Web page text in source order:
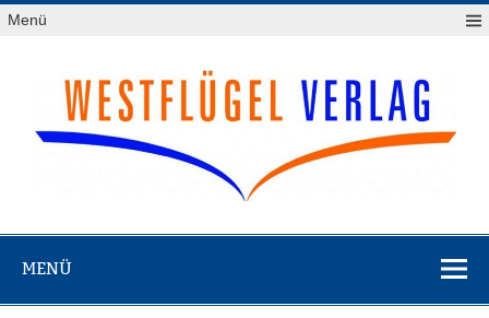
Zum
Inhalt
Menü
Verlag
MENÜ